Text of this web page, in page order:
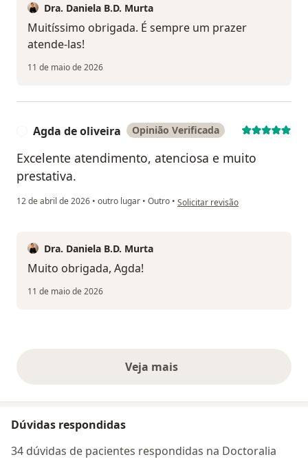
Dra. Daniela B.D. Murta
Muitíssimo obrigada. É sempre um prazer
atende-las!
11 de maio de 2026
Agda de oliveira Opinião Verificada
Excelente atendimento, atenciosa e muito
prestativa.
12 de abril de 2026 • outro lugar • Outro • na opinião do utilizador Agda de
Solicitar revisão
Dra. Daniela B.D. Murta
Muito obrigada, Agda!
11 de maio de 2026
Veja maisopiniões acima
Dúvidas respondidas
34 dúvidas de pacientes respondidas na Doctoralia